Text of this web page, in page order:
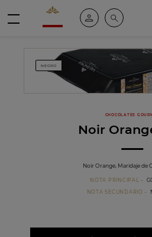
Valrhona - Imaginons le meilleur du
Mi cuentaBuscar
NEGRO
CHOCOLATES
Noir
Noir Orange, Maridaje de
NOTA PRINCIPAL
NOTA SECUNDARIO